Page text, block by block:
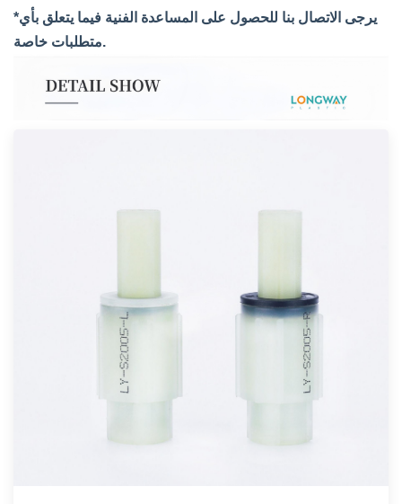
*يرجى الاتصال بنا للحصول على المساعدة الفنية فيما يتعلق بأي
متطلبات خاصة.